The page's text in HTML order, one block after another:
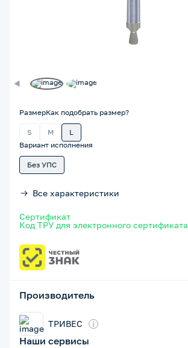
РазмерКак подобрать размер?
S M
L
Вариант исполнения
Без УПС
Все характеристики
Сертификат
Код ТРУ для электронного сертификата
Производитель
ТРИВЕС i
Наши сервисы